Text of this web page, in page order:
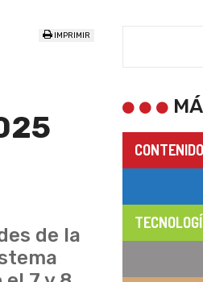
IMPRIMIR
de la